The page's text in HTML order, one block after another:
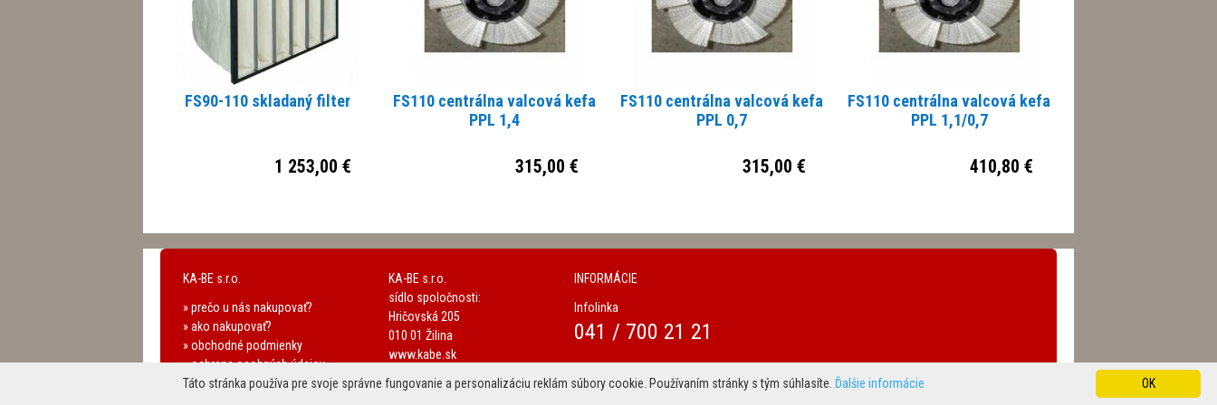
Zametacie stroje FS80-90-110 sú navrhnuté tak, aby bol zaručený ľahký prístup k
priestoru motora (pre verzie s naftovým alebo Bi-fuel motorom) resp. do priestoru
pre batérie (pre verzie na batérie). Preto sa môžu všetky servisné práce na stroji
vykonávať s maximálnou ľahkosťou a min. nákladmi na prácu.
Batériové verzie môžu byť osadené batériami s max. kapacitou až až 480 Ah C5
(FS90B, FS110 B)
FS90-110 skladaný filter
1 253,00 €
FS110 centrálna valcová kefa
PPL 1,4
315,00 €
FS110 centrálna valcová kefa
PPL 0,7
315,00 €
FS110 centrálna valcová kefa
PPL 1,1/0,7
410,80 €
© 2014 - 2026 KABE, vytvorilo
KA-BE s.r.o.
» prečo u nás nakupovať?
» ako nakupovať?
» obchodné podmienky
» ochrana osobných údajov
KA-BE s.r.o.
sídlo spoločnosti:
Hričovská 205
010 01 Žilina
www.kabe.sk
kabe@kabe.sk
INFORMÁCIE
Infolinka
041 / 700 21 21
OK
Táto stránka používa pre svoje správne fungovanie a personalizáciu reklám súbory cookie. Používaním stránky s tým súhlasíte. Ďalšie informácie